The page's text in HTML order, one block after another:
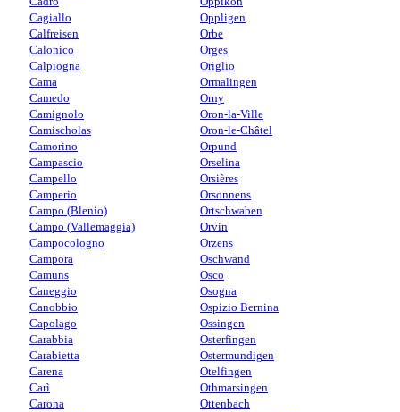
Cagiallo
Calfreisen
Calonico
Calpiogna
Cama
Camedo
Camignolo
Camischolas
Camorino
Campascio
Campello
Camperio
Campo (Blenio)
Campo (Vallemaggia)
Campocologno
Campora
Camuns
Caneggio
Canobbio
Capolago
Carabbia
Carabietta
Carena
Carì
Carona
Oppligen
Orbe
Orges
Origlio
Ormalingen
Orny
Oron-la-Ville
Oron-le-Châtel
Orpund
Orselina
Orsières
Orsonnens
Ortschwaben
Orvin
Orzens
Oschwand
Osco
Osogna
Ospizio Bernina
Ossingen
Osterfingen
Ostermundigen
Otelfingen
Othmarsingen
Ottenbach